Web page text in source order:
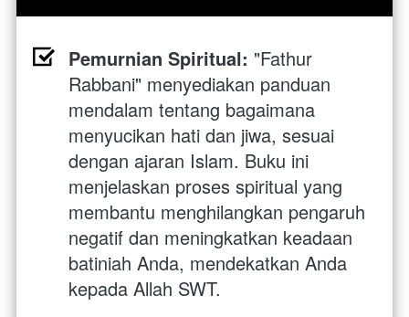
Pemurnian Spiritual: "Fathur
Rabbani" menyediakan panduan
mendalam tentang bagaimana
menyucikan hati dan jiwa, sesuai
dengan ajaran Islam. Buku ini
menjelaskan proses spiritual yang
membantu menghilangkan pengaruh
negatif dan meningkatkan keadaan
batiniah Anda, mendekatkan Anda
kepada Allah SWT.